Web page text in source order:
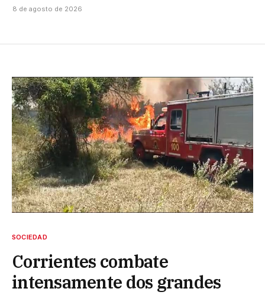
8 de agosto de 2026
SOCIEDAD
Corrientes combate
intensamente dos grandes